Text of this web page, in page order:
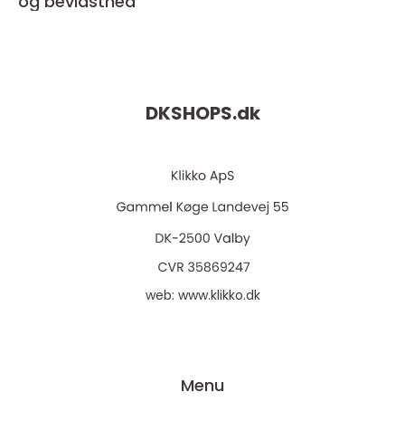
DKSHOPS.dk
web: www.klikko.dk
Menu